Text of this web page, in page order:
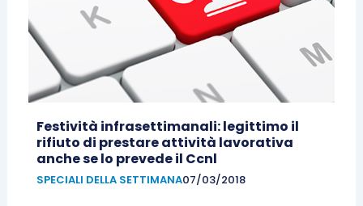
Festività infrasettimanali: legittimo il
rifiuto di prestare attività lavorativa
anche se lo prevede il Ccnl
SPECIALI DELLA SETTIMANA07/03/2018